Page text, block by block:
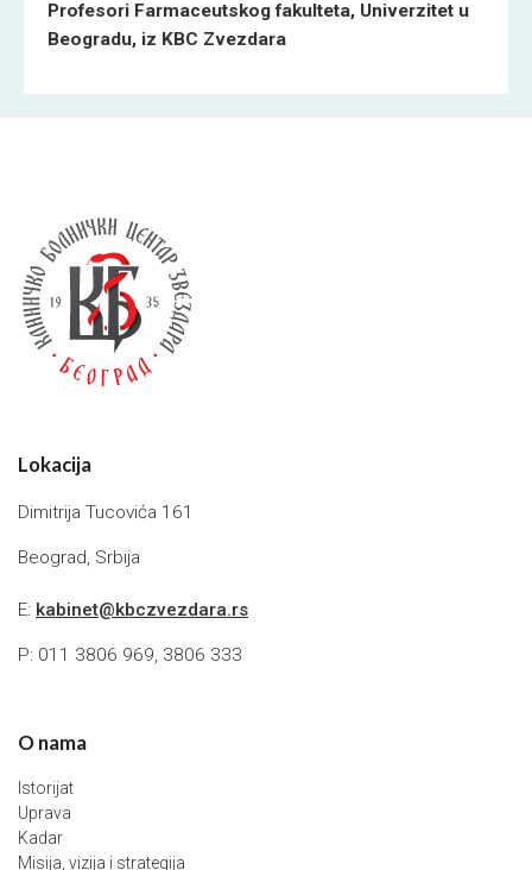
Profesori Farmaceutskog fakulteta, Univerzitet u
Beogradu, iz KBC Zvezdara
Lokacija
Dimitrija Tucovića 161
Beograd, Srbija
E: kabinet@kbczvezdara.rs
P: 011 3806 969, 3806 333
O nama
Istorijat
Uprava
Kadar
Misija, vizija i strategija